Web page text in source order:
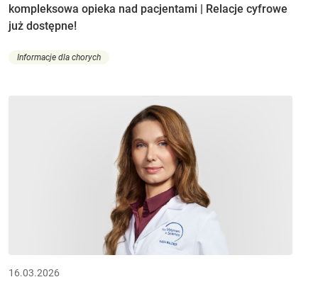
kompleksowa opieka nad pacjentami | Relacje cyfrowe
już dostępne!
Informacje dla chorych
16.03.2026